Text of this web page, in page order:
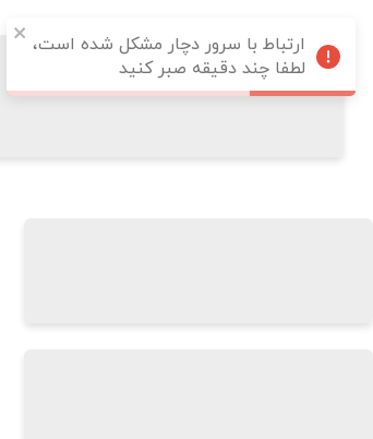
ارتباط با سرور دچار مشکل شده است،
لطفا چند دقیقه صبر کنید